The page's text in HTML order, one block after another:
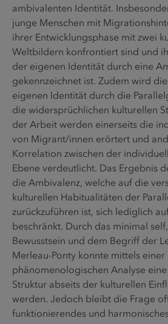
ambivalenten Identität.
junge Menschen mit
ihrer Entwicklungsphase mit zwei
Weltbildern konfrontiert sind und
der eigenen Identität durch eine
gekennzeichnet ist. Zudem wird
eigenen Identität durch die
die widersprüchlichen kulturellen
der Arbeit werden einerseits die
von Migrant/innen erörtert und
Korrelation zwischen der
Ebene verdeutlicht. Das Ergebnis
die Ambivalenz, welche auf die
kulturellen Habitualitäten der
zurückzuführen ist, sich lediglich
beschränkt. Durch das minimal
Bewusstsein und dem Begriff der
Merleau-Ponty konnte mittels einer
phänomenologischen Analyse
Struktur abseits der kulturellen
werden. Jedoch bleibt die Frage
funktionierendes und